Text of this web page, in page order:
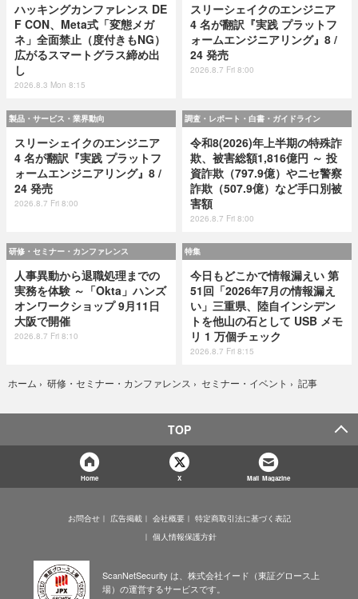
ハッキングカンファレンス DE
F CON、Meta式「変態メガ
ネ」全面禁止（度付きもNG）
広がるスマートグラス締め出
し
2026.8.3 Mon 8:15
スリーシェイクのエンジニア
4 名が翻訳『実践 プラットフ
ォームエンジニアリング』8 /
24 発売
2026.8.7 Fri 8:00
製品・サービス・業界動向
スリーシェイクのエンジニア
4 名が翻訳『実践 プラットフ
ォームエンジニアリング』8 /
24 発売
2026.8.7 Fri 8:00
調査・レポート・白書・ガイドライン
令和8(2026)年上半期の特殊詐
欺、被害総額1,816億円 ～ 投
資詐欺（797.9億）やニセ警察
詐欺（507.9億）など手口別被
害額
2026.8.7 Fri 8:00
研修・セミナー・カンファレンス
人事異動から退職処理までの
実務を体験 ～「Okta」ハンズ
オンワークショップ 9月11日
大阪で開催
2026.8.7 Fri 8:10
特集
今日もどこかで情報漏えい 第
51回「2026年7月の情報漏え
い」三重県、陸自インシデン
トを他山の石として USB メモ
リ 1 万個チェック
2026.8.7 Fri 8:15
ホーム › 研修・セミナー・カンファレンス › セミナー・イベント › 記事
TOP
Home X Mail Magazine
お問合せ 広告掲載 会社概要
特定商取引法に基づく表記
個人情報保護方針
ScanNetSecurity は、株式会社イード（東証グロース上
場）の運営するサービスです。